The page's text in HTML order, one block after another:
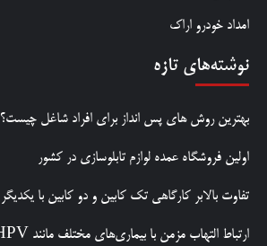
امداد خودرو اراک
نوشته‌های تازه
بهترین روش‌ های پس‌ انداز برای افراد شاغل چیست؟
اولین فروشگاه عمده لوازم تابلوسازی در کشور
تفاوت بالابر کارگاهی تک کابین و دو کابین با یکدیگر
ارتباط التهاب مزمن با بیماری‌های مختلف مانند HPV